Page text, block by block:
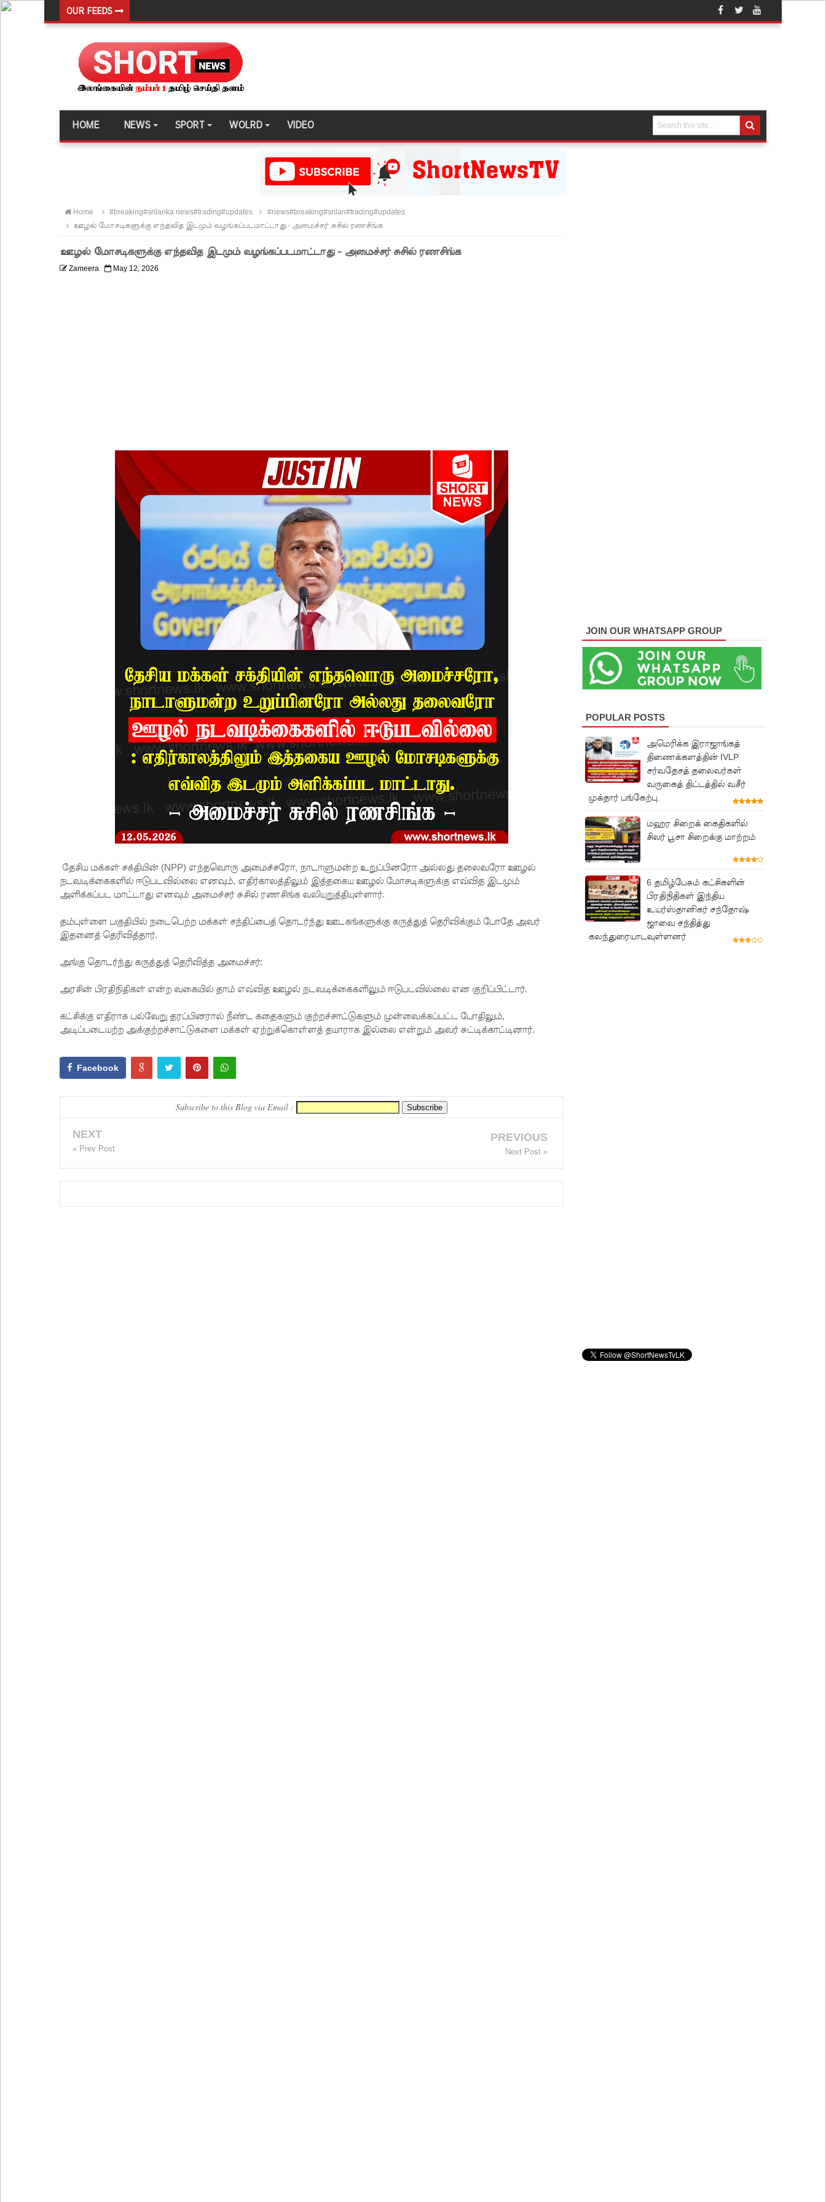
OUR FEEDS
முழுமையான கட்டுப்பாட்டுக்குள் வந்த மெகசின் சிறை!
ஹிருணிகாவின் சிறைத் தண்டனைக்கு எதிரான மேல்முறையீட்டு விசாரணை செப்டம்பர் 23 வரை ஒத்திவைப்பு!
பரீட்சைக் காலத்தில் இடர்கள் ஏற்பட்டால் அறிவிக்க 5 தொலைபேசி இலக்கங்கள்!
தாயகம் திரும்புவதற்கு ஷேக் ஹசீனா தயார்! - பங்களாதேஷில் மீண்டும் பதற்றம்!
பாகுபாடற்ற சேவையே தரமான அறிவியலின் அடித்தளமாகும் - பிரதமர்!
கட்டார் சாரிட்டியினால் களுத்துறை முஸ்லிம் மத்திய கல்லூரியில் நிர்மாணிக்கப்பட்ட நவீன விஞ்ஞான ஆய்வகக்
மீனவர்கள் விடுதலை கோரி ஜெய்சங்கருக்கு விஜய் கடிதம்!
HOME NEWS SPORT WOLRD VIDEO
Home #breaking#srilanka news#trading#updates
#news#breaking#srilan#trading#updates
ஊழல் மோசடிகளுக்கு எந்தவித இடமும் வழங்கப்படமாட்டாது - அமைச்சர் சுசில் ரணசிங்க
ஊழல் மோசடிகளுக்கு எந்தவித இடமும் வழங்கப்படமாட்டாது - அமைச்சர் சுசில் ரணசிங்க
Zameera May 12, 2026
தேசிய மக்கள் சக்தியின் (NPP) எந்தவொரு அமைச்சரோ, நாடாளுமன்ற உறுப்பினரோ அல்லது தலைவரோ ஊழல்
நடவடிக்கைகளில் ஈடுபடவில்லை எனவும், எதிர்காலத்திலும் இத்தகைய ஊழல் மோசடிகளுக்கு எவ்வித இடமும்
அளிக்கப்பட மாட்டாது எனவும் அமைச்சர் சுசில் ரணசிங்க வலியுறுத்தியுள்ளார்.
தம்புள்ளை பகுதியில் நடைபெற்ற மக்கள் சந்திப்பைத் தொடர்ந்து ஊடகங்களுக்கு கருத்துத் தெரிவிக்கும் போதே அவர்
இதனைத் தெரிவித்தார்.
அங்கு தொடர்ந்து கருத்துத் தெரிவித்த அமைச்சர்:
அரசின் பிரதிநிதிகள் என்ற வகையில் தாம் எவ்வித ஊழல் நடவடிக்கைகளிலும் ஈடுபடவில்லை என குறிப்பிட்டார்.
கட்சிக்கு எதிராக பல்வேறு தரப்பினரால் நீண்ட கதைகளும் குற்றச்சாட்டுகளும் முன்வைக்கப்பட்ட போதிலும்,
அடிப்படையற்ற அக்குற்றச்சாட்டுகளை மக்கள் ஏற்றுக்கொள்ளத் தயாராக இல்லை என்றும் அவர் சுட்டிக்காட்டினார்.
Facebook
Subscribe to this Blog via Email :
NEXT
« Prev Post
PREVIOUS
Next Post »
JOIN OUR WHATSAPP GROUP
POPULAR POSTS
அமெரிக்க இராஜாங்கத்
திணைக்களத்தின் IVLP
சர்வதேசத் தலைவர்கள்
வருகைத் திட்டத்தில் வசீர்
முக்தார் பங்கேற்பு.
மஹர சிறைக் கைதிகளில்
சிலர் பூசா சிறைக்கு மாற்றம்
6 தமிழ்பேசும் கட்சிகளின்
பிரதிநிதிகள் இந்திய
உயர்ஸ்தானிகர் சந்தோஷ்
ஜாவை சந்தித்து
கலந்துரையாடவுள்ளனர்